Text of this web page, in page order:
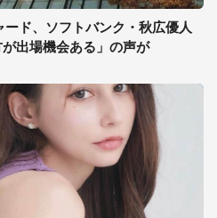
ド、ソフトバンク・秋広優人
出場機会ある」の声が